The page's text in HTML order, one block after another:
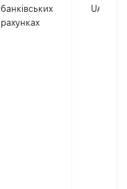
банківських
рахунках
UAH